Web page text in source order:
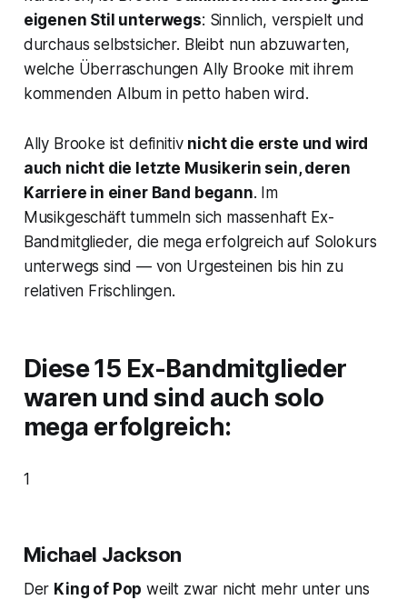
eigenen Stil unterwegs: Sinnlich, verspielt und
durchaus selbstsicher. Bleibt nun abzuwarten,
welche Überraschungen Ally Brooke mit ihrem
kommenden Album in petto haben wird.
Ally Brooke ist definitiv nicht die erste und wird
auch nicht die letzte Musikerin sein, deren
Karriere in einer Band begann. Im
Musikgeschäft tummeln sich massenhaft Ex-
Bandmitglieder, die mega erfolgreich auf Solokurs
unterwegs sind — von Urgesteinen bis hin zu
relativen Frischlingen.
Diese 15 Ex-Bandmitglieder
waren und sind auch solo
mega erfolgreich:
1
Michael Jackson
Der King of Pop weilt zwar nicht mehr unter uns